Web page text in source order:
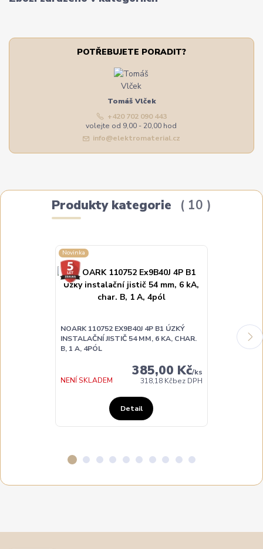
POTŘEBUJETE PORADIT?
Tomáš Vlček
+420 702 090 443
volejte od 9,00 - 20,00 hod
info@elektromaterial.cz
Produkty kategorie 10
Novinka
NOARK 110752 EX9B40J 4P B1 ÚZKÝ
INSTALAČNÍ JISTIČ 54 MM, 6 KA, CHAR.
B, 1 A, 4PÓL
385,00 Kč/ks
318,18 Kčbez DPH
NENÍ SKLADEM
Detail
NOARK
INSTALAČNÍ
B, 2 A, 4PÓL